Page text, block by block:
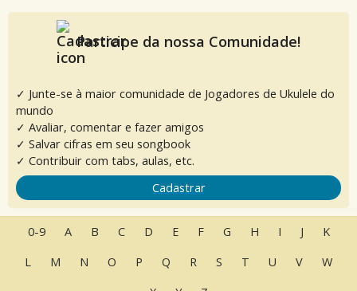
Participe da nossa Comunidade!
✓ Junte-se à maior comunidade de Jogadores de Ukulele do
mundo
✓ Avaliar, comentar e fazer amigos
✓ Salvar cifras em seu songbook
✓ Contribuir com tabs, aulas, etc.
Cadastrar
0-9 A B C D E F G H I J
K
L
M N O P Q R S T U V
W